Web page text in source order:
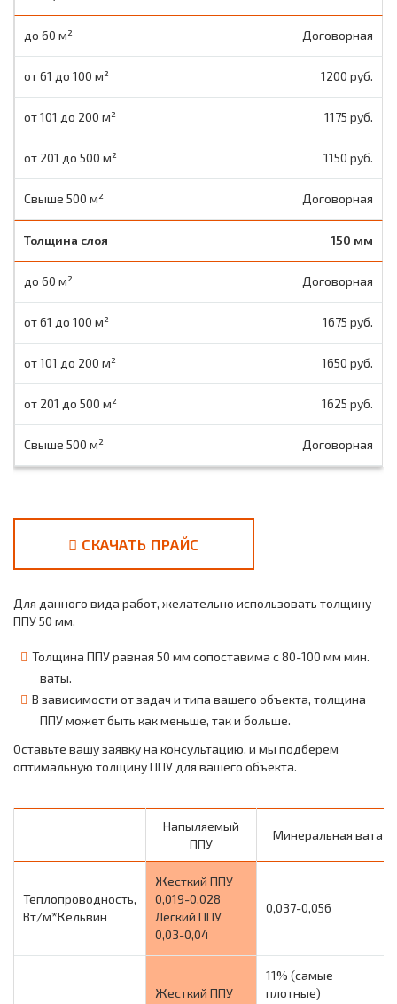
Договорная
1200 руб.
1175 руб.
1150 руб.
Договорная
150 мм
Договорная
1675 руб.
1650 руб.
1625 руб.
Договорная
СКАЧАТЬ ПРАЙС
Для данного вида работ, желательно использовать толщину
ППУ 50 мм.
Толщина ППУ равная 50 мм сопоставима с 80-100 мм мин.
ваты.
В зависимости от задач и типа вашего объекта, толщина
ППУ может быть как меньше, так и больше.
Оставьте вашу заявку на консультацию, и мы подберем
оптимальную толщину ППУ для вашего объекта.
Напыляемый
ППУ
Минеральная вата
Теплопроводность,
Вт/м*Кельвин
Жесткий ППУ
0,019-0,028
Легкий ППУ
0,03-0,04
0,037-0,056
Жесткий ППУ
11% (самые
плотные)